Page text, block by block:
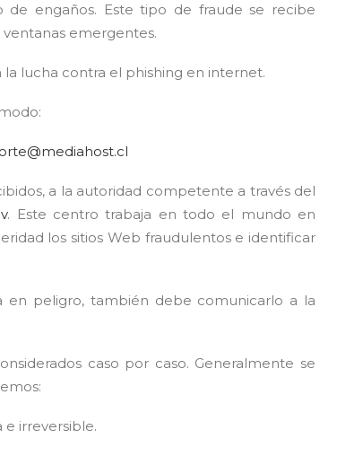
engaños. Este tipo de fraude se recibe
emergentes.
lucha contra el phishing en internet.
a la autoridad competente a través del
. Este centro trabaja en todo el mundo en
los sitios Web fraudulentos e identificar
en peligro, también debe comunicarlo a la
caso por caso. Generalmente se
e irreversible.